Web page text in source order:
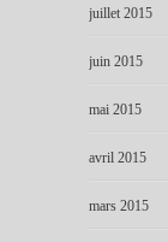
juillet 2015
juin 2015
mai 2015
avril 2015
mars 2015